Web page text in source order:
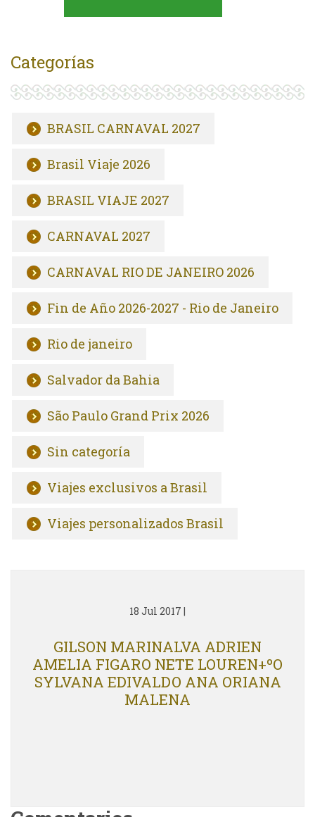
Categorías
BRASIL CARNAVAL 2027
Brasil Viaje 2026
BRASIL VIAJE 2027
CARNAVAL 2027
CARNAVAL RIO DE JANEIRO 2026
Fin de Año 2026-2027 - Rio de Janeiro
Rio de janeiro
Salvador da Bahia
São Paulo Grand Prix 2026
Sin categoría
Viajes exclusivos a Brasil
Viajes personalizados Brasil
18 Jul 2017 |
GILSON MARINALVA ADRIEN
AMELIA FIGARO NETE LOUREN+ºO
SYLVANA EDIVALDO ANA ORIANA
MALENA